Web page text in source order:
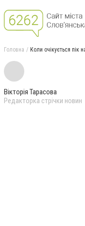
Головна Коли очікується пік
Вікторія Тарасова
Редакторка стрічки новин